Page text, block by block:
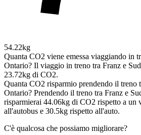
54.22kg
Quanta CO2 viene emessa viaggiando in
Ontario? Il viaggio in treno tra Franz e
23.72kg di CO2.
Quanta CO2 risparmio prendendo il treno
Ontario? Prendendo il treno tra Franz e
risparmierai 44.06kg di CO2 rispetto a un
all'autobus e 30.5kg rispetto all'auto.
C'è qualcosa che possiamo migliorare?